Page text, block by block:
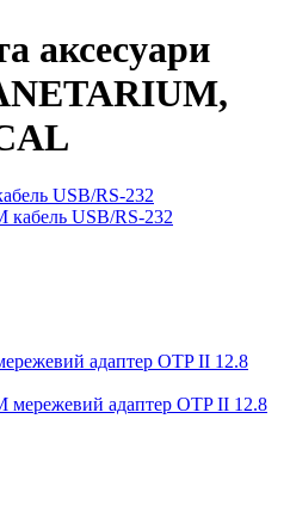
аксесуари
USB/RS-232
адаптер OTP II 12.8